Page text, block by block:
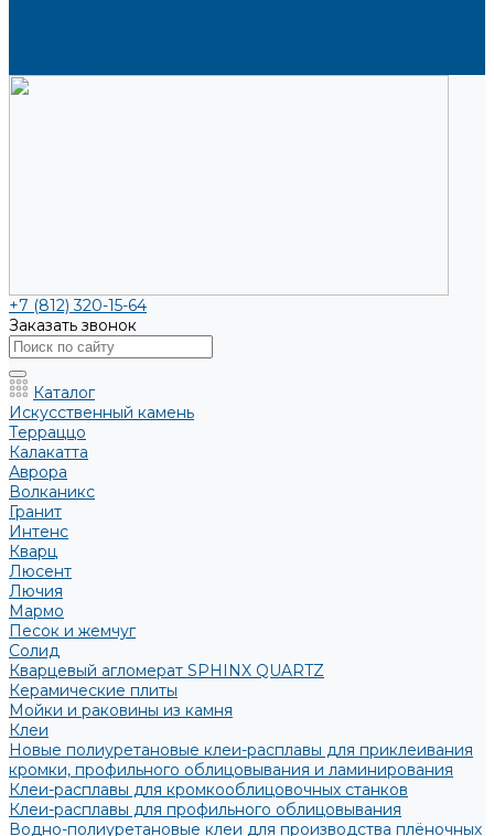
+7 (812) 320-15-64
Заказать звонок
Каталог
Искусственный камень
Терраццо
Калакатта
Аврора
Волканикс
Гранит
Интенс
Кварц
Люсент
Лючия
Мармо
Песок и жемчуг
Солид
Кварцевый агломерат SPHINX QUARTZ
Керамические плиты
Мойки и раковины из камня
Клеи
Новые полиуретановые клеи-расплавы для приклеивания
кромки, профильного облицовывания и ламинирования
Клеи-расплавы для кромкооблицовочных станков
Клеи-расплавы для профильного облицовывания
Водно-полиуретановые клеи для производства плёночных